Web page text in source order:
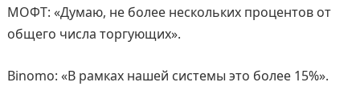
МОФТ: «Думаю, не более нескольких процентов от
общего числа торгующих».
Binomo: «В рамках нашей системы это более 15%».